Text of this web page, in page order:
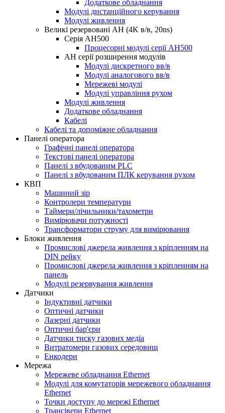
Додаткове обладнання
Модулі дистанційного керування
Модулі живлення
Великі резервовані AH (4K в/в, 20ns)
Серія AH500
Процесорні модулі серії AH500
AH серії розширення модулів
Модулі дискретного вв/в
Модулі аналогового вв/в
Мережеві модулі
Модулі управління рухом
Модулі живлення
Додаткове обладнання
Кабелі
Кабелі та допоміжне обладнання
Панелі оператора
Графічні панелі оператора
Текстові панелі оператора
Панелі з вбудованим PLC
Панелі з вбудованим ПЛК керування рухом
КВП
Машиний зір
Контролери температури
Таймери/лічильники/тахометри
Вимірювачи потужності
Трансформатори струму для вимірювання
Блоки живлення
Промислові джерела живлення з кріпленням на
DIN рейку
Промислові джерела живлення з кріпленням на
панель
Модулі резервування живлення
Датчики
Індуктивні датчики
Оптичні датчики
Лазерні датчики
Оптичні бар'єри
Датчики тиску газових медіа
Витратомери газових середовищ
Енкодери
Мережа
Мережеве обладнання Ethernet
Модулі для комутаторів мережевого обладнання
Ethernet
Точки доступу до мережі Ethernet
Трансівери Ethernet